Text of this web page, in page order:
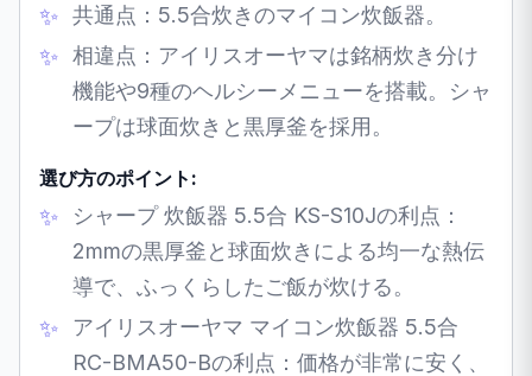
共通点：5.5合炊きのマイコン炊飯器。
相違点：アイリスオーヤマは銘柄炊き分け
機能や9種のヘルシーメニューを搭載。シャ
ープは球面炊きと黒厚釜を採用。
選び方のポイント:
シャープ 炊飯器 5.5合 KS-S10Jの利点：
2mmの黒厚釜と球面炊きによる均一な熱伝
導で、ふっくらしたご飯が炊ける。
アイリスオーヤマ マイコン炊飯器 5.5合
RC-BMA50-Bの利点：価格が非常に安く、